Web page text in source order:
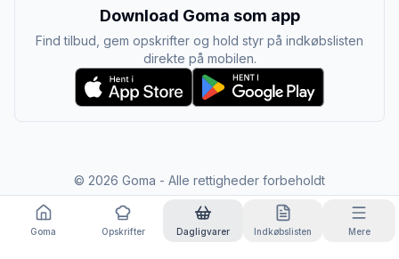
Download Goma som app
Find tilbud, gem opskrifter og hold styr på indkøbslisten
direkte på mobilen.
© 2026 Goma - Alle rettigheder forbeholdt
Goma Opskrifter Dagligvarer Indkøbslisten Mere